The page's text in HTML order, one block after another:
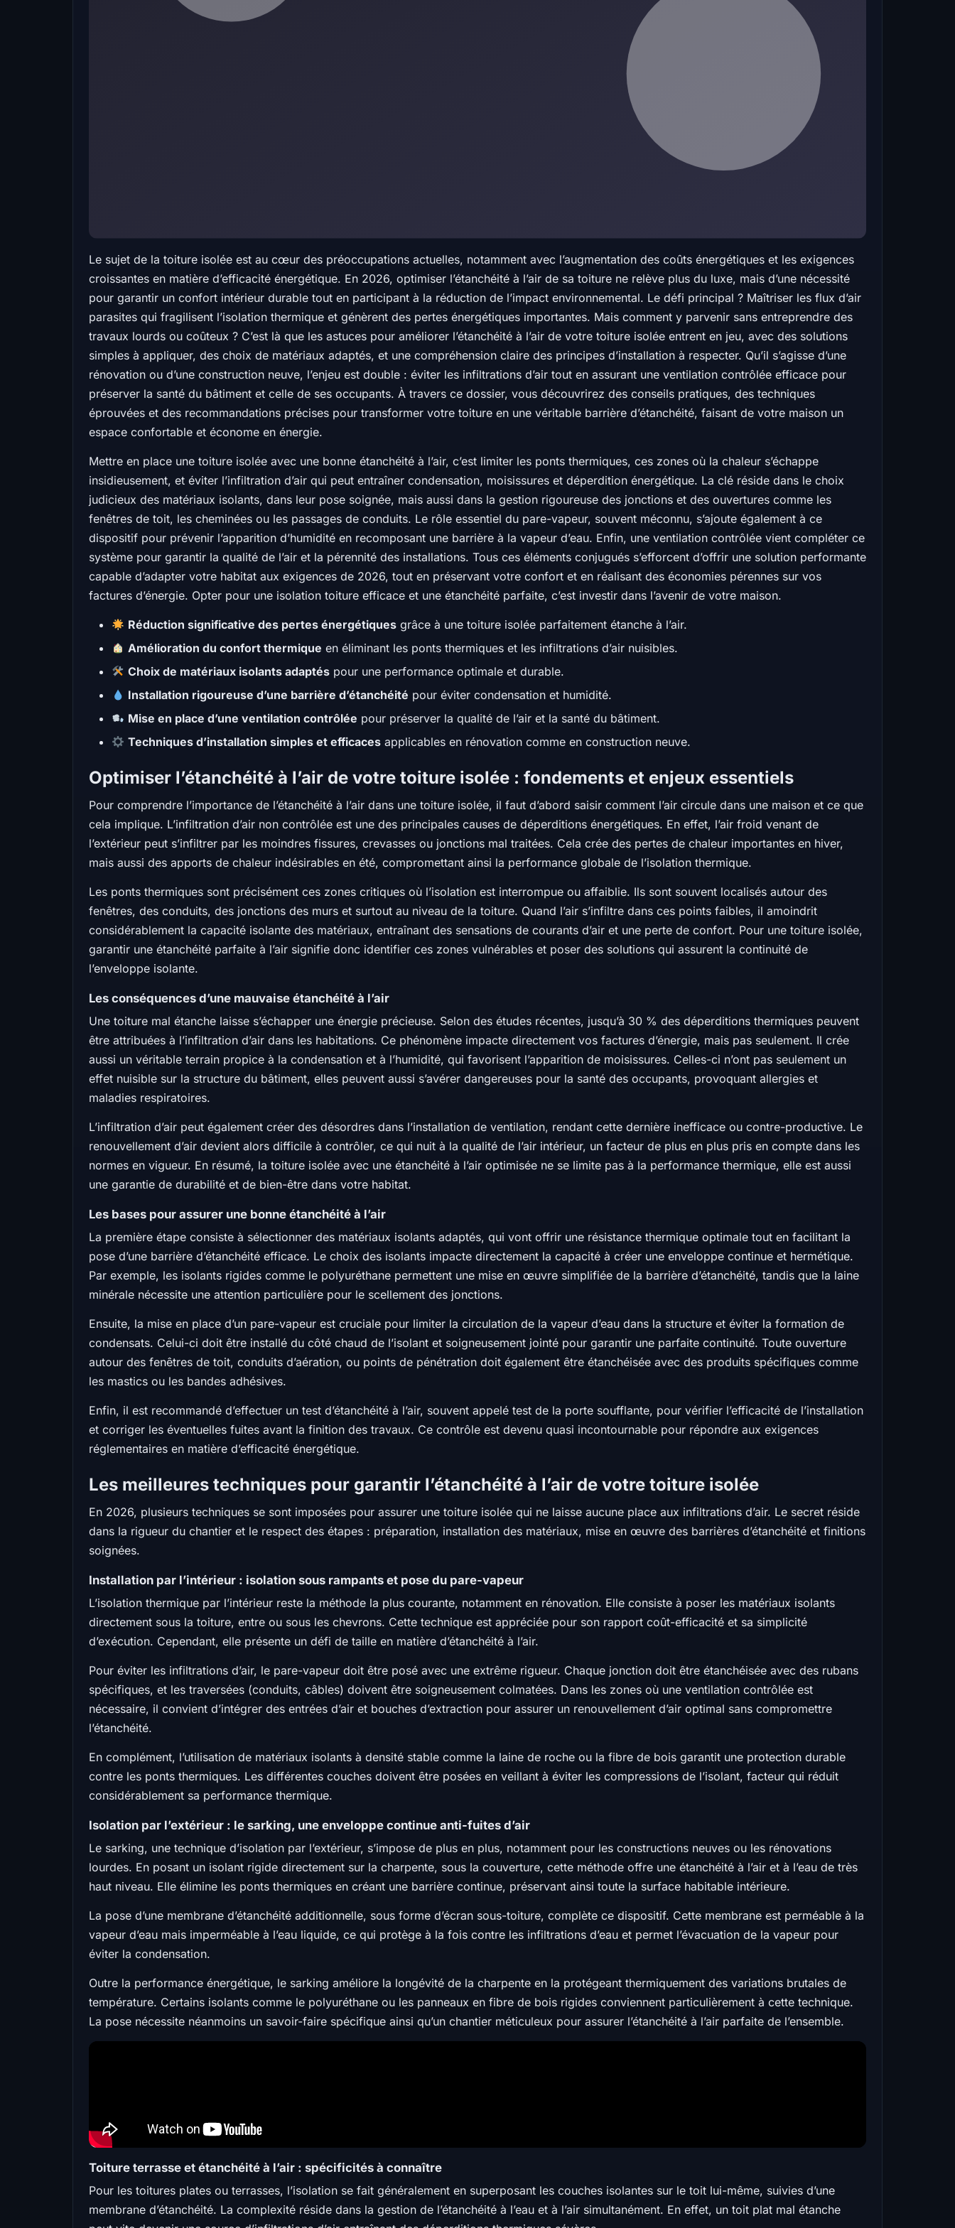
Le sujet de la toiture isolée est au cœur des préoccupations actuelles, notamment avec l’augmentation des coûts énergétiques et les exigences
croissantes en matière d’efficacité énergétique. En 2026, optimiser l’étanchéité à l’air de sa toiture ne relève plus du luxe, mais d’une nécessité
pour garantir un confort intérieur durable tout en participant à la réduction de l’impact environnemental. Le défi principal ? Maîtriser les flux d’air
parasites qui fragilisent l’isolation thermique et génèrent des pertes énergétiques importantes. Mais comment y parvenir sans entreprendre des
travaux lourds ou coûteux ? C’est là que les astuces pour améliorer l’étanchéité à l’air de votre toiture isolée entrent en jeu, avec des solutions
simples à appliquer, des choix de matériaux adaptés, et une compréhension claire des principes d’installation à respecter. Qu’il s’agisse d’une
rénovation ou d’une construction neuve, l’enjeu est double : éviter les infiltrations d’air tout en assurant une ventilation contrôlée efficace pour
préserver la santé du bâtiment et celle de ses occupants. À travers ce dossier, vous découvrirez des conseils pratiques, des techniques
éprouvées et des recommandations précises pour transformer votre toiture en une véritable barrière d’étanchéité, faisant de votre maison un
espace confortable et économe en énergie.
Mettre en place une toiture isolée avec une bonne étanchéité à l’air, c’est limiter les ponts thermiques, ces zones où la chaleur s’échappe
insidieusement, et éviter l’infiltration d’air qui peut entraîner condensation, moisissures et déperdition énergétique. La clé réside dans le choix
judicieux des matériaux isolants, dans leur pose soignée, mais aussi dans la gestion rigoureuse des jonctions et des ouvertures comme les
fenêtres de toit, les cheminées ou les passages de conduits. Le rôle essentiel du pare-vapeur, souvent méconnu, s’ajoute également à ce
dispositif pour prévenir l’apparition d’humidité en recomposant une barrière à la vapeur d’eau. Enfin, une ventilation contrôlée vient compléter ce
système pour garantir la qualité de l’air et la pérennité des installations. Tous ces éléments conjugués s’efforcent d’offrir une solution performante
capable d’adapter votre habitat aux exigences de 2026, tout en préservant votre confort et en réalisant des économies pérennes sur vos
factures d’énergie. Opter pour une isolation toiture efficace et une étanchéité parfaite, c’est investir dans l’avenir de votre maison.
Réduction significative des pertes énergétiques grâce à une toiture isolée parfaitement étanche à l’air.
Amélioration du confort thermique en éliminant les ponts thermiques et les infiltrations d’air nuisibles.
Choix de matériaux isolants adaptés pour une performance optimale et durable.
Installation rigoureuse d’une barrière d’étanchéité pour éviter condensation et humidité.
Mise en place d’une ventilation contrôlée pour préserver la qualité de l’air et la santé du bâtiment.
Techniques d’installation simples et efficaces applicables en rénovation comme en construction neuve.
Optimiser l’étanchéité à l’air de votre toiture isolée : fondements et enjeux essentiels
Pour comprendre l’importance de l’étanchéité à l’air dans une toiture isolée, il faut d’abord saisir comment l’air circule dans une maison et ce que
cela implique. L’infiltration d’air non contrôlée est une des principales causes de déperditions énergétiques. En effet, l’air froid venant de
l’extérieur peut s’infiltrer par les moindres fissures, crevasses ou jonctions mal traitées. Cela crée des pertes de chaleur importantes en hiver,
mais aussi des apports de chaleur indésirables en été, compromettant ainsi la performance globale de l’isolation thermique.
Les ponts thermiques sont précisément ces zones critiques où l’isolation est interrompue ou affaiblie. Ils sont souvent localisés autour des
fenêtres, des conduits, des jonctions des murs et surtout au niveau de la toiture. Quand l’air s’infiltre dans ces points faibles, il amoindrit
considérablement la capacité isolante des matériaux, entraînant des sensations de courants d’air et une perte de confort. Pour une toiture isolée,
garantir une étanchéité parfaite à l’air signifie donc identifier ces zones vulnérables et poser des solutions qui assurent la continuité de
l’enveloppe isolante.
Les conséquences d’une mauvaise étanchéité à l’air
Une toiture mal étanche laisse s’échapper une énergie précieuse. Selon des études récentes, jusqu’à 30 % des déperditions thermiques peuvent
être attribuées à l’infiltration d’air dans les habitations. Ce phénomène impacte directement vos factures d’énergie, mais pas seulement. Il crée
aussi un véritable terrain propice à la condensation et à l’humidité, qui favorisent l’apparition de moisissures. Celles-ci n’ont pas seulement un
effet nuisible sur la structure du bâtiment, elles peuvent aussi s’avérer dangereuses pour la santé des occupants, provoquant allergies et
maladies respiratoires.
L’infiltration d’air peut également créer des désordres dans l’installation de ventilation, rendant cette dernière inefficace ou contre-productive. Le
renouvellement d’air devient alors difficile à contrôler, ce qui nuit à la qualité de l’air intérieur, un facteur de plus en plus pris en compte dans les
normes en vigueur. En résumé, la toiture isolée avec une étanchéité à l’air optimisée ne se limite pas à la performance thermique, elle est aussi
une garantie de durabilité et de bien-être dans votre habitat.
Les bases pour assurer une bonne étanchéité à l’air
La première étape consiste à sélectionner des matériaux isolants adaptés, qui vont offrir une résistance thermique optimale tout en facilitant la
pose d’une barrière d’étanchéité efficace. Le choix des isolants impacte directement la capacité à créer une enveloppe continue et hermétique.
Par exemple, les isolants rigides comme le polyuréthane permettent une mise en œuvre simplifiée de la barrière d’étanchéité, tandis que la laine
minérale nécessite une attention particulière pour le scellement des jonctions.
Ensuite, la mise en place d’un pare-vapeur est cruciale pour limiter la circulation de la vapeur d’eau dans la structure et éviter la formation de
condensats. Celui-ci doit être installé du côté chaud de l’isolant et soigneusement jointé pour garantir une parfaite continuité. Toute ouverture
autour des fenêtres de toit, conduits d’aération, ou points de pénétration doit également être étanchéisée avec des produits spécifiques comme
les mastics ou les bandes adhésives.
Enfin, il est recommandé d’effectuer un test d’étanchéité à l’air, souvent appelé test de la porte soufflante, pour vérifier l’efficacité de l’installation
et corriger les éventuelles fuites avant la finition des travaux. Ce contrôle est devenu quasi incontournable pour répondre aux exigences
réglementaires en matière d’efficacité énergétique.
Les meilleures techniques pour garantir l’étanchéité à l’air de votre toiture isolée
En 2026, plusieurs techniques se sont imposées pour assurer une toiture isolée qui ne laisse aucune place aux infiltrations d’air. Le secret réside
dans la rigueur du chantier et le respect des étapes : préparation, installation des matériaux, mise en œuvre des barrières d’étanchéité et finitions
soignées.
Installation par l’intérieur : isolation sous rampants et pose du pare-vapeur
L’isolation thermique par l’intérieur reste la méthode la plus courante, notamment en rénovation. Elle consiste à poser les matériaux isolants
directement sous la toiture, entre ou sous les chevrons. Cette technique est appréciée pour son rapport coût-efficacité et sa simplicité
d’exécution. Cependant, elle présente un défi de taille en matière d’étanchéité à l’air.
Pour éviter les infiltrations d’air, le pare-vapeur doit être posé avec une extrême rigueur. Chaque jonction doit être étanchéisée avec des rubans
spécifiques, et les traversées (conduits, câbles) doivent être soigneusement colmatées. Dans les zones où une ventilation contrôlée est
nécessaire, il convient d’intégrer des entrées d’air et bouches d’extraction pour assurer un renouvellement d’air optimal sans compromettre
l’étanchéité.
En complément, l’utilisation de matériaux isolants à densité stable comme la laine de roche ou la fibre de bois garantit une protection durable
contre les ponts thermiques. Les différentes couches doivent être posées en veillant à éviter les compressions de l’isolant, facteur qui réduit
considérablement sa performance thermique.
Isolation par l’extérieur : le sarking, une enveloppe continue anti-fuites d’air
Le sarking, une technique d’isolation par l’extérieur, s’impose de plus en plus, notamment pour les constructions neuves ou les rénovations
lourdes. En posant un isolant rigide directement sur la charpente, sous la couverture, cette méthode offre une étanchéité à l’air et à l’eau de très
haut niveau. Elle élimine les ponts thermiques en créant une barrière continue, préservant ainsi toute la surface habitable intérieure.
La pose d’une membrane d’étanchéité additionnelle, sous forme d’écran sous-toiture, complète ce dispositif. Cette membrane est perméable à la
vapeur d’eau mais imperméable à l’eau liquide, ce qui protège à la fois contre les infiltrations d’eau et permet l’évacuation de la vapeur pour
éviter la condensation.
Outre la performance énergétique, le sarking améliore la longévité de la charpente en la protégeant thermiquement des variations brutales de
température. Certains isolants comme le polyuréthane ou les panneaux en fibre de bois rigides conviennent particulièrement à cette technique.
La pose nécessite néanmoins un savoir-faire spécifique ainsi qu’un chantier méticuleux pour assurer l’étanchéité à l’air parfaite de l’ensemble.
Toiture terrasse et étanchéité à l’air : spécificités à connaître
Pour les toitures plates ou terrasses, l’isolation se fait généralement en superposant les couches isolantes sur le toit lui-même, suivies d’une
membrane d’étanchéité. La complexité réside dans la gestion de l’étanchéité à l’eau et à l’air simultanément. En effet, un toit plat mal étanche